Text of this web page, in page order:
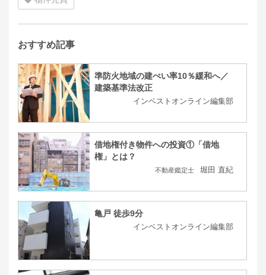
おすすめ記事
準防火地域の建ぺい率10％緩和へ／
建築基準法改正
インベストオンライン編集部
借地権付き物件への投資①「借地
権」とは？
不動産鑑定士 堀田 直紀
亀戸 徒歩9分
インベストオンライン編集部